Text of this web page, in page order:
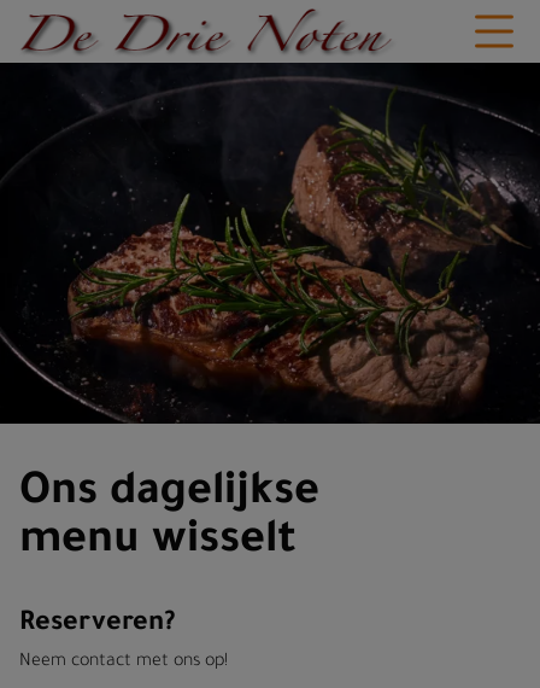
Ons dagelijkse
menu wisselt
Reserveren?
Neem contact met ons op!